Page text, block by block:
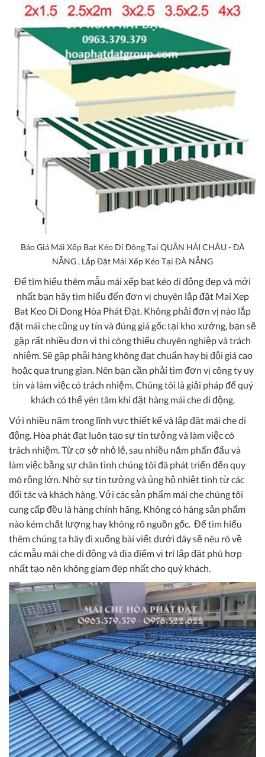
Báo Giá Mái Xếp Bạt Kéo Di Động Tại QUẬN HẢI CHÂU - ĐÀ
NẴNG , Lắp Đặt Mái Xếp Kéo Tại ĐÀ NẴNG
Để tìm hiểu thêm mẫu mái xếp bạt kéo di động đẹp và mới
nhất bạn hãy tìm hiểu đến đơn vị chuyên lắp đặt Mai Xep
Bat Keo Di Dong Hòa Phát Đạt. Không phải đơn vị nào lắp
đặt mái che cũng uy tín và đúng giá gốc tại kho xưởng, bạn sẽ
gặp rất nhiều đơn vị thi công thiếu chuyên nghiệp và trách
nhiệm. Sẽ gặp phải hàng không đạt chuẩn hay bị đội giá cao
hoặc qua trung gian. Nên bạn cần phải tìm đơn vị công ty uy
tín và làm việc có trách nhiệm. Chúng tôi là giải pháp để quý
khách có thể yên tâm khi đặt hàng mái che di động.
Với nhiều năm trong lĩnh vực thiết kế và lắp đặt mái che di
động. Hòa phát đạt luôn tạo sự tin tưởng và làm việc có
trách nhiệm. Từ cơ sở nhỏ lẻ, sau nhiều năm phấn đấu và
làm việc bằng sự chân tình chúng tôi đã phát triển đến quy
mô rộng lớn. Nhờ sự tin tưởng và ủng hộ nhiệt tình từ các
đối tác và khách hàng. Với các sản phẩm mái che chúng tôi
cung cấp đều là hàng chính hãng. Không có hàng sản phẩm
nào kém chất lượng hay không rõ nguồn gốc. Để tìm hiểu
thêm chúng ta hãy đi xuống bài viết dưới đây sẽ nêu rõ về
các mẫu mái che di động và địa điểm vị trí lắp đặt phù hợp
nhất tạo nên không giam đẹp nhất cho quý khách.